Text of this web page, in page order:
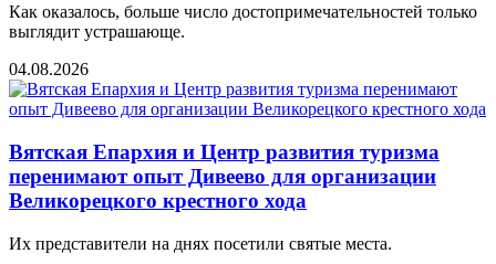
Как оказалось, больше число достопримечательностей только
выглядит устрашающе.
04.08.2026
Вятская Епархия и Центр развития туризма
перенимают опыт Дивеево для организации
Великорецкого крестного хода
Их представители на днях посетили святые места.